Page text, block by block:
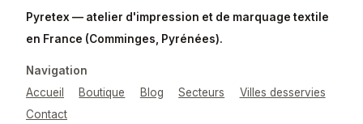
Pyretex — atelier d'impression et de marquage textile
en France (Comminges, Pyrénées).
Navigation
Accueil
Boutique Blog Secteurs
Villes desservies
Contact